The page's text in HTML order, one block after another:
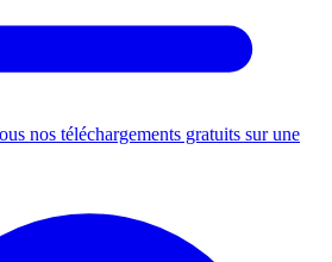
nos téléchargements gratuits sur une